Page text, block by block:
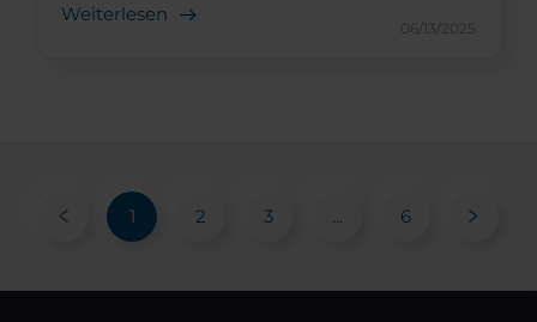
Weiterlesen
06/13/2025
1 2 3 6